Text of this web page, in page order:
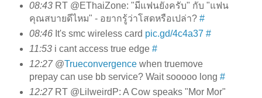
08:43RT @EThaiZone: "มีแฟนยังครับ" กับ "แฟน
คุณสบายดีไหม" - อยากรู้ว่าโสดหรือเปล่า? #
08:46It's smc wireless card pic.gd/4c4a37 #
11:53i cant access true edge #
12:27@Trueconvergencewhen truemove
prepay can use bb service? Wait sooooo long #
12:27RT @LilweirdP: A Cow speaks "Mor Mor"